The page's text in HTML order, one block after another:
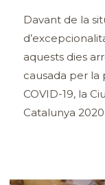
Davant de la
aquests dies
causada per la
COVID-19, la
Catalunya 2020